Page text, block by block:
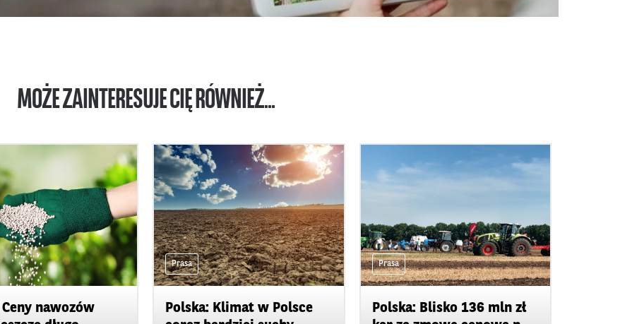
MOŻE ZAINTERESUJE CIĘ RÓWNIEŻ...
nawozów
Prasa
Polska: Klimat w Polsce
Prasa
Polska: Blisko 136 mln zł